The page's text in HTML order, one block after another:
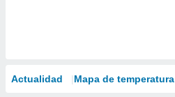
Actualidad Mapa de temperatura